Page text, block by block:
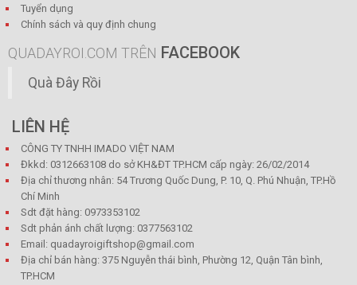
Tuyển dụng
Chính sách và quy định chung
QUADAYROI.COM TRÊN FACEBOOK
Quà Đây Rồi
LIÊN HỆ
CÔNG TY TNHH IMADO VIỆT NAM
Đkkd: 0312663108 do sở KH&ĐT TP.HCM cấp ngày: 26/02/2014
Địa chỉ thương nhân: 54 Trương Quốc Dung, P. 10, Q. Phú Nhuận, TP.Hồ
Chí Minh
Sdt đặt hàng: 0973353102
Sdt phản ánh chất lượng: 0377563102
Email: quadayroigiftshop@gmail.com
Địa chỉ bán hàng: 375 Nguyễn thái bình, Phường 12, Quận Tân bình,
TP.HCM